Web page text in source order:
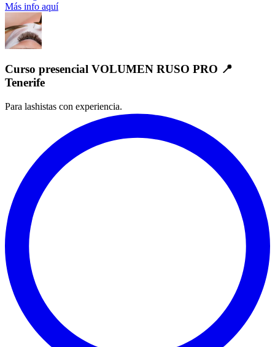
Más info aquí
Curso presencial VOLUMEN RUSO PRO 📍
Tenerife
Para lashistas con experiencia.